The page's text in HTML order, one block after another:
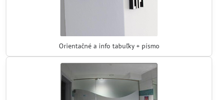
Orientačné a info tabuľky + písmo